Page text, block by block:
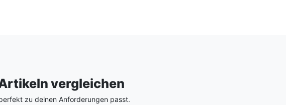
vergleichen
zu deinen Anforderungen passt.